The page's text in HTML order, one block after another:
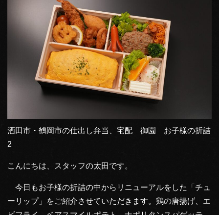
酒田市・鶴岡市の仕出し弁当、宅配 御園 お子様の折詰
2
こんにちは、スタッフの太田です。
今日もお子様の折詰の中からリニューアルをした「チュ
ーリップ」をご紹介させていただきます。鶏の唐揚げ、エ